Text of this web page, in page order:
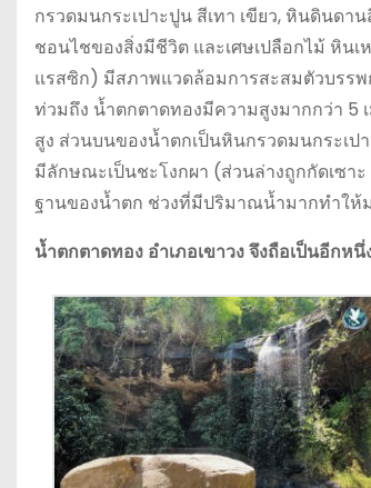
กรวดมนกระเปาะปูน สีเทา เขียว, หินดินดา
ชอนไชของสิ่งมีชีวิต และเศษเปลือกไม้ หิน
แรสซิก) มีสภาพแวดล้อมการสะสมตัวบรรพ
ท่วมถึง น้ำตกตาดทองมีความสูงมากกว่า 5
สูง ส่วนบนของน้ำตกเป็นหินกรวดมนกระเ
มีลักษณะเป็นชะโงกผา (ส่วนล่างถูกกัดเซ
ฐานของน้ำตก ช่วงที่มีปริมาณน้ำมากทำให้
น้ำตกตาดทอง อำเภอเขาวง จึงถือเป็นอีก